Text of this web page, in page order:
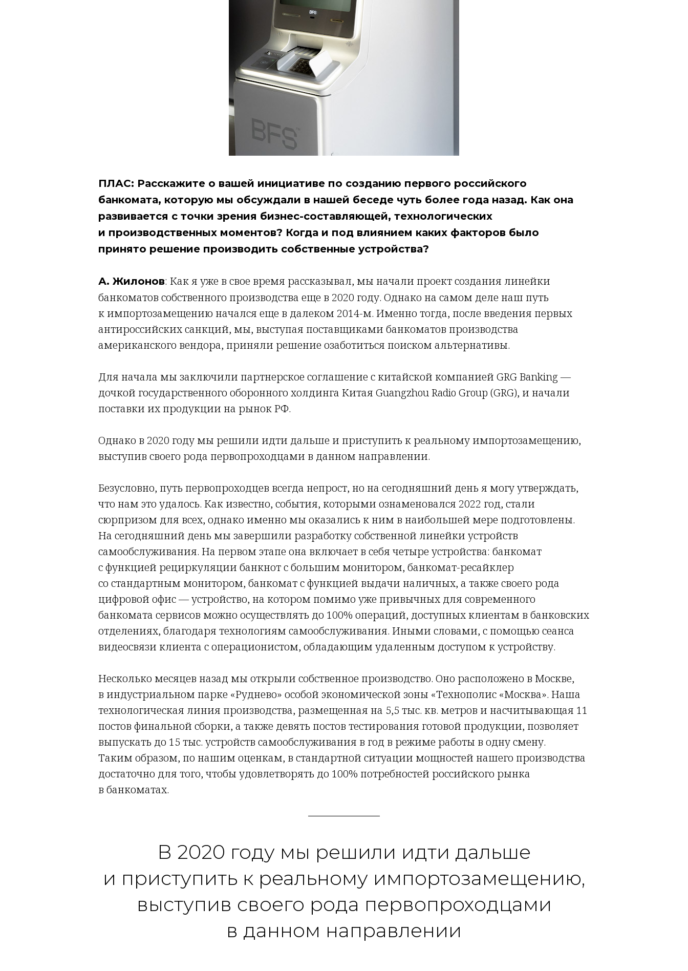
ПЛАС: Расскажите о вашей инициативе по созданию первого российского
банкомата, которую мы обсуждали в нашей беседе чуть более года назад. Как она
развивается с точки зрения бизнес-составляющей, технологических
и производственных моментов? Когда и под влиянием каких факторов было
принято решение производить собственные устройства?
А. Жилонов: Как я уже в свое время рассказывал, мы начали проект создания линейки
банкоматов собственного производства еще в 2020 году. Однако на самом деле наш путь
к импортозамещению начался еще в далеком 2014-м. Именно тогда, после введения первых
антироссийских санкций, мы, выступая поставщиками банкоматов производства
американского вендора, приняли решение озаботиться поиском альтернативы.
Для начала мы заключили партнерское соглашение с китайской компанией GRG Banking —
дочкой государственного оборонного холдинга Китая Guangzhou Radio Group (GRG), и начали
поставки их продукции на рынок РФ.
Однако в 2020 году мы решили идти дальше и приступить к реальному импортозамещению,
выступив своего рода первопроходцами в данном направлении.
Безусловно, путь первопроходцев всегда непрост, но на сегодняшний день я могу утверждать,
что нам это удалось. Как известно, события, которыми ознаменовался 2022 год, стали
сюрпризом для всех, однако именно мы оказались к ним в наибольшей мере подготовлены.
На сегодняшний день мы завершили разработку собственной линейки устройств
самообслуживания. На первом этапе она включает в себя четыре устройства: банкомат
с функцией рециркуляции банкнот с большим монитором, банкомат-ресайклер
со стандартным монитором, банкомат с функцией выдачи наличных, а также своего рода
цифровой офис — устройство, на котором помимо уже привычных для современного
банкомата сервисов можно осуществлять до 100% операций, доступных клиентам в банковских
отделениях, благодаря технологиям самообслуживания. Иными словами, с помощью сеанса
видеосвязи клиента с операционистом, обладающим удаленным доступом к устройству.
Несколько месяцев назад мы открыли собственное производство. Оно расположено в Москве,
в индустриальном парке «Руднево» особой экономической зоны «Технополис «Москва». Наша
технологическая линия производства, размещенная на 5,5 тыс. кв. метров и насчитывающая 11
постов финальной сборки, а также девять постов тестирования готовой продукции, позволяет
выпускать до 15 тыс. устройств самообслуживания в год в режиме работы в одну смену.
Таким образом, по нашим оценкам, в стандартной ситуации мощностей нашего производства
достаточно для того, чтобы удовлетворять до 100% потребностей российского рынка
в банкоматах.
В 2020 году мы решили идти дальше
и приступить к реальному импортозамещению,
выступив своего рода первопроходцами
в данном направлении